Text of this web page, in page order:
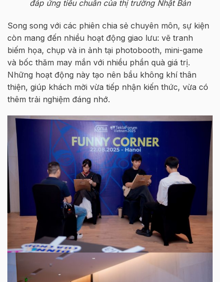
đáp ứng tiêu chuẩn của thị trường Nhật Bản
Song song với các phiên chia sẻ chuyên môn, sự kiện
còn mang đến nhiều hoạt động giao lưu: vẽ tranh
biếm họa, chụp và in ảnh tại photobooth, mini-game
và bốc thăm may mắn với nhiều phần quà giá trị.
Những hoạt động này tạo nên bầu không khí thân
thiện, giúp khách mời vừa tiếp nhận kiến thức, vừa có
thêm trải nghiệm đáng nhớ.